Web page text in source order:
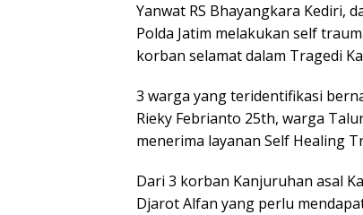
Yanwat RS Bhayangkara Kediri,
Polda Jatim melakukan self
korban selamat dalam Tragedi
3 warga yang teridentifikasi
Rieky Febrianto 25th, warga
menerima layanan Self Healing
Dari 3 korban Kanjuruhan asal
Djarot Alfan yang perlu